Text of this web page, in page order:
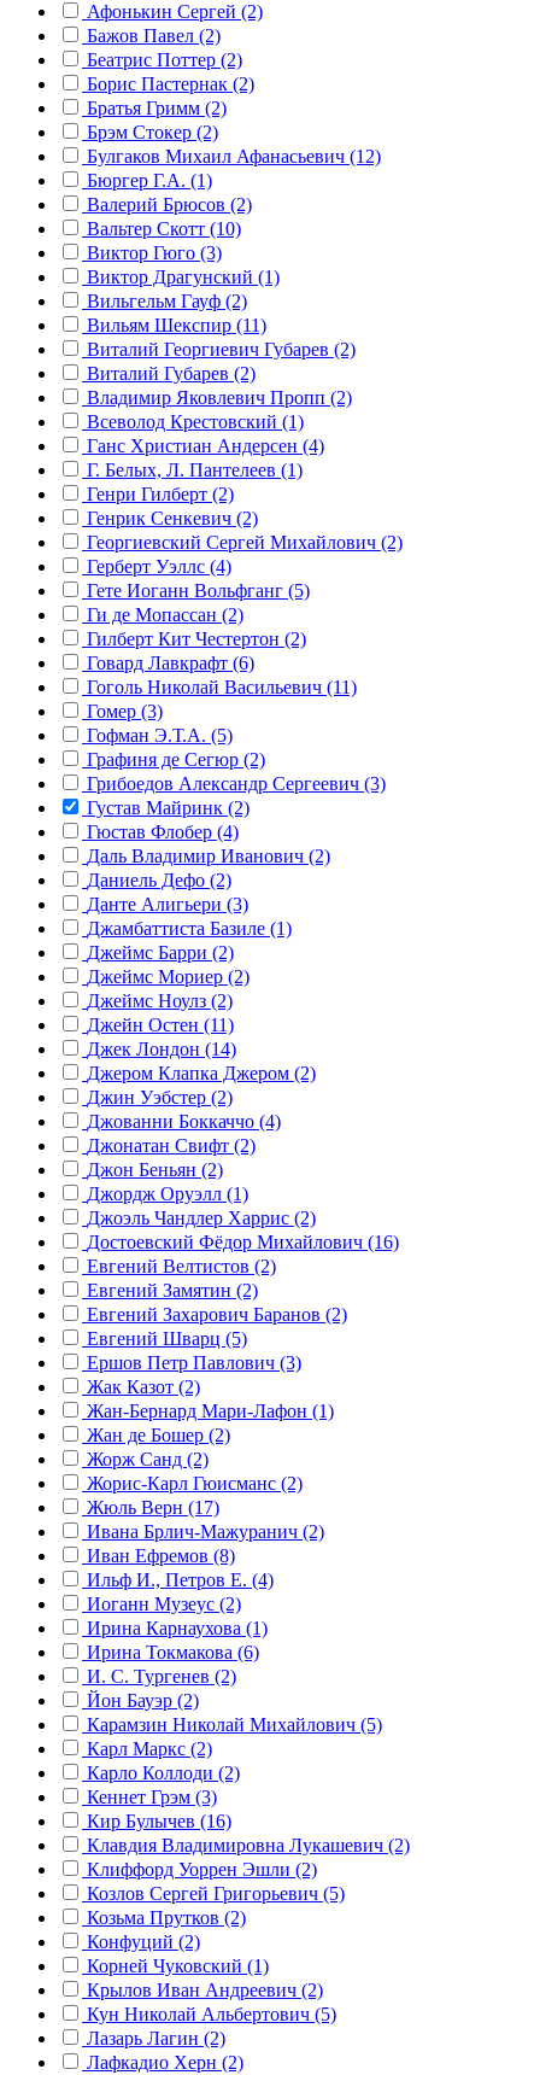
Афонькин Сергей (2)
Бажов Павел (2)
Беатрис Поттер (2)
Борис Пастернак (2)
Братья Гримм (2)
Брэм Стокер (2)
Булгаков Михаил Афанасьевич (12)
Бюргер Г.А. (1)
Валерий Брюсов (2)
Вальтер Скотт (10)
Виктор Гюго (3)
Виктор Драгунский (1)
Вильгельм Гауф (2)
Вильям Шекспир (11)
Виталий Георгиевич Губарев (2)
Виталий Губарев (2)
Владимир Яковлевич Пропп (2)
Всеволод Крестовский (1)
Ганс Христиан Андерсен (4)
Г. Белых, Л. Пантелеев (1)
Генри Гилберт (2)
Генрик Сенкевич (2)
Георгиевский Сергей Михайлович (2)
Герберт Уэллс (4)
Гете Иоганн Вольфганг (5)
Ги де Мопассан (2)
Гилберт Кит Честертон (2)
Говард Лавкрафт (6)
Гоголь Николай Васильевич (11)
Гомер (3)
Гофман Э.Т.А. (5)
Графиня де Сегюр (2)
Грибоедов Александр Сергеевич (3)
Густав Майринк (2)
Гюстав Флобер (4)
Даль Владимир Иванович (2)
Даниель Дефо (2)
Данте Алигьери (3)
Джамбаттиста Базиле (1)
Джеймс Барри (2)
Джеймс Мориер (2)
Джеймс Ноулз (2)
Джейн Остен (11)
Джек Лондон (14)
Джером Клапка Джером (2)
Джин Уэбстер (2)
Джованни Боккаччо (4)
Джонатан Свифт (2)
Джон Беньян (2)
Джордж Оруэлл (1)
Джоэль Чандлер Харрис (2)
Достоевский Фёдор Михайлович (16)
Евгений Велтистов (2)
Евгений Замятин (2)
Евгений Захарович Баранов (2)
Евгений Шварц (5)
Ершов Петр Павлович (3)
Жак Казот (2)
Жан-Бернард Мари-Лафон (1)
Жан де Бошер (2)
Жорж Санд (2)
Жорис-Карл Гюисманс (2)
Жюль Верн (17)
Ивана Брлич-Мажуранич (2)
Иван Ефремов (8)
Ильф И., Петров Е. (4)
Иоганн Музеус (2)
Ирина Карнаухова (1)
Ирина Токмакова (6)
И. С. Тургенев (2)
Йон Бауэр (2)
Карамзин Николай Михайлович (5)
Карл Маркс (2)
Карло Коллоди (2)
Кеннет Грэм (3)
Кир Булычев (16)
Клавдия Владимировна Лукашевич (2)
Клиффорд Уоррен Эшли (2)
Козлов Сергей Григорьевич (5)
Козьма Прутков (2)
Конфуций (2)
Корней Чуковский (1)
Крылов Иван Андреевич (2)
Кун Николай Альбертович (5)
Лазарь Лагин (2)
Лафкадио Херн (2)